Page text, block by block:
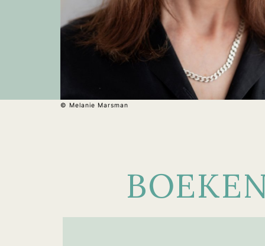
© Melanie Marsman